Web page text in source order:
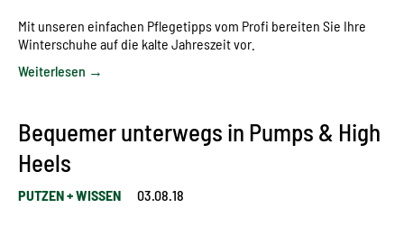
Mit unseren einfachen Pflegetipps vom Profi bereiten Sie Ihre
Winterschuhe auf die kalte Jahreszeit vor.
Weiterlesen →
Bequemer unterwegs in Pumps & High
Heels
PUTZEN + WISSEN 03.08.18